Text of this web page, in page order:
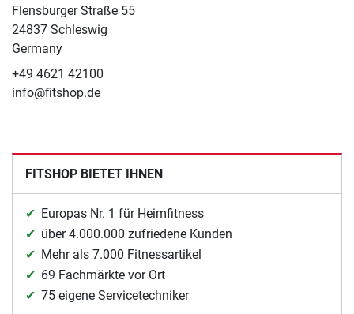
Flensburger Straße 55
24837 Schleswig
Germany
+49 4621 42100
info@fitshop.de
FITSHOP BIETET IHNEN
Europas Nr. 1 für Heimfitness
über 4.000.000 zufriedene Kunden
Mehr als 7.000 Fitnessartikel
69 Fachmärkte vor Ort
75 eigene Servicetechniker